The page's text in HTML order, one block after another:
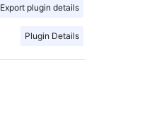
Export plugin details
Plugin Details